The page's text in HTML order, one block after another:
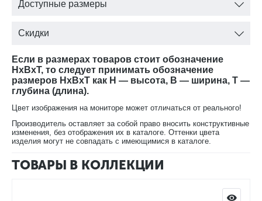
современное эластичное полотно, на основе 100% П/Э,
Общая высота изделия 18 см.
Доступные размеры
Скидки
Если в размерах товаров стоит обозначение
HxBxT, то следует принимать обозначение
размеров HxBxT как H — высота, B — ширина, T —
глубина (длина).
Цвет изображения на мониторе может отличаться от реального!
Производитель оставляет за собой право вносить конструктивные
изменения, без отображения их в каталоге. Оттенки цвета
изделия могут не совпадать с имеющимися в каталоге.
ТОВАРЫ В КОЛЛЕКЦИИ